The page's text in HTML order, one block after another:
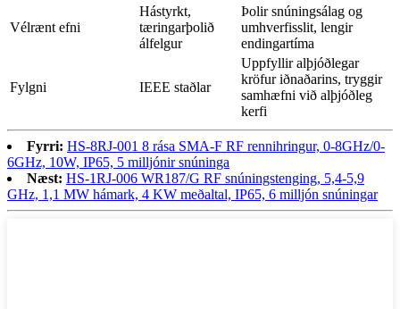
Vélrænt efni
Hástyrkt,
tæringarþolið
álfelgur
Þolir snúningsálag og
umhverfisslit, lengir
endingartíma
Fylgni IEEE staðlar
Uppfyllir alþjóðlegar
kröfur iðnaðarins, tryggir
samhæfni við alþjóðleg
kerfi
Fyrri: HS-8RJ-001 8 rása SMA-F RF rennihringur, 0-8GHz/0-
6GHz, 10W, IP65, 5 milljónir snúninga
Næst: HS-1RJ-006 WR187/G RF snúningstenging, 5,4-5,9
GHz, 1,1 MW hámark, 4 KW meðaltal, IP65, 6 milljón snúningar